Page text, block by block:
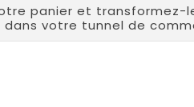
panier et transformez-
votre tunnel de